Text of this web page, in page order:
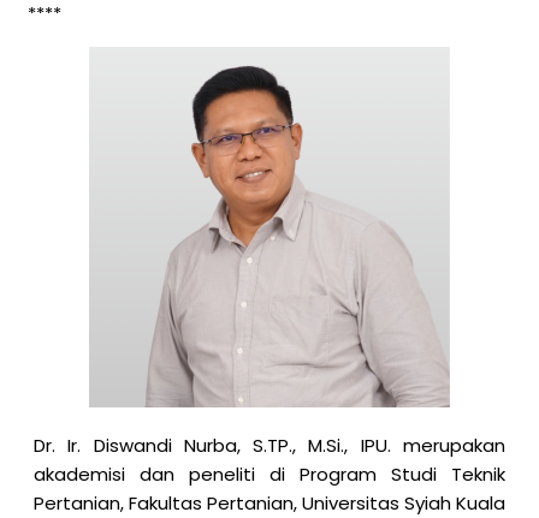
****
Dr. Ir. Diswandi Nurba, S.TP., M.Si., IPU. merupakan
akademisi dan peneliti di Program Studi Teknik
Pertanian, Fakultas Pertanian, Universitas Syiah Kuala